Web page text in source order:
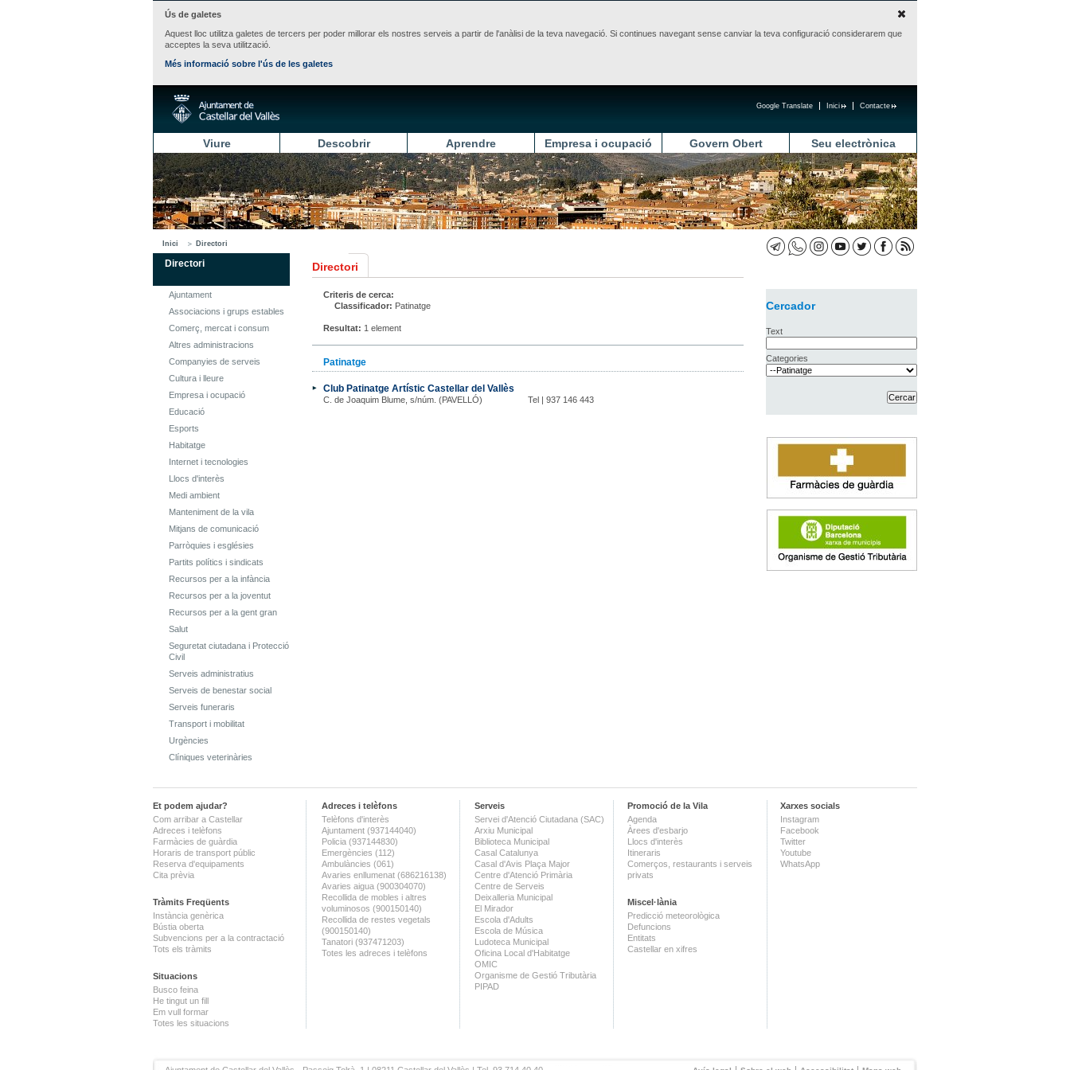
Ús de galetes
Aquest lloc utilitza galetes de tercers per poder millorar els nostres serveis a partir de l'anàlisi de la teva navegació. Si continues navegant sense canviar la teva configuració considerarem que
acceptes la seva utilització.
Més informació sobre l'ús de les galetes
Contacte
Inici
Google Translate
Viure Descobrir Aprendre Empresa i ocupació Govern Obert Seu electrònica
Inici Directori
Directori
Ajuntament
Associacions i grups estables
Comerç, mercat i consum
Altres administracions
Companyies de serveis
Cultura i lleure
Empresa i ocupació
Educació
Esports
Habitatge
Internet i tecnologies
Llocs d'interès
Medi ambient
Manteniment de la vila
Mitjans de comunicació
Parròquies i esglésies
Partits polítics i sindicats
Recursos per a la infància
Recursos per a la joventut
Recursos per a la gent gran
Salut
Seguretat ciutadana i Protecció
Civil
Serveis administratius
Serveis de benestar social
Serveis funeraris
Transport i mobilitat
Urgències
Clíniques veterinàries
Directori
Criteris de cerca:
Classificador: Patinatge
Resultat: 1 element
Patinatge
Club Patinatge Artístic Castellar del Vallès
C. de Joaquim Blume, s/núm. (PAVELLÓ) Tel | 937 146 443
Cercador
Text
Categories
Et podem ajudar?
Com arribar a Castellar
Adreces i telèfons
Farmàcies de guàrdia
Horaris de transport públic
Reserva d'equipaments
Cita prèvia
Tràmits Freqüents
Instància genèrica
Bústia oberta
Subvencions per a la contractació
Tots els tràmits
Situacions
Busco feina
He tingut un fill
Em vull formar
Totes les situacions
Adreces i telèfons
Telèfons d'interès
Ajuntament (937144040)
Policia (937144830)
Emergències (112)
Ambulàncies (061)
Avaries enllumenat (686216138)
Avaries aigua (900304070)
Recollida de mobles i altres
voluminosos (900150140)
Recollida de restes vegetals
(900150140)
Tanatori (937471203)
Totes les adreces i telèfons
Serveis
Servei d'Atenció Ciutadana (SAC)
Arxiu Municipal
Biblioteca Municipal
Casal Catalunya
Casal d'Avis Plaça Major
Centre d'Atenció Primària
Centre de Serveis
Deixalleria Municipal
El Mirador
Escola d'Adults
Escola de Música
Ludoteca Municipal
Oficina Local d'Habitatge
OMIC
Organisme de Gestió Tributària
PIPAD
Promoció de la Vila
Agenda
Àrees d'esbarjo
Llocs d'interès
Itineraris
Comerços, restaurants i serveis
privats
Miscel·lània
Predicció meteorològica
Defuncions
Entitats
Castellar en xifres
Xarxes socials
Instagram
Facebook
Twitter
Youtube
WhatsApp